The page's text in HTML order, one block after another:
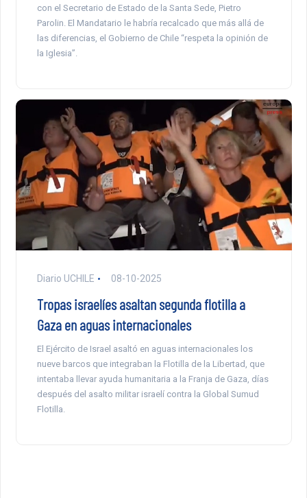
con el Secretario de Estado de la Santa Sede, Pietro
Parolin. El Mandatario le habría recalcado que más allá de
las diferencias, el Gobierno de Chile “respeta la opinión de
la Iglesia”.
Diario UCHILE 08-10-2025
Tropas israelíes asaltan segunda flotilla a
Gaza en aguas internacionales
El Ejército de Israel asaltó en aguas internacionales los
nueve barcos que integraban la Flotilla de la Libertad, que
intentaba llevar ayuda humanitaria a la Franja de Gaza, días
después del asalto militar israelí contra la Global Sumud
Flotilla.